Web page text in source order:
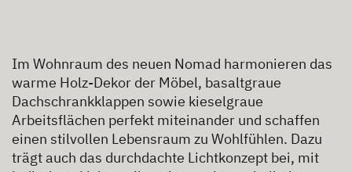
Im Wohnraum des neuen Nomad harmonieren das
warme Holz-Dekor der Möbel, basaltgraue
Dachschrankklappen sowie kieselgraue
Arbeitsflächen perfekt miteinander und schaffen
einen stilvollen Lebensraum zu Wohlfühlen. Dazu
trägt auch das durchdachte Lichtkonzept bei, mit